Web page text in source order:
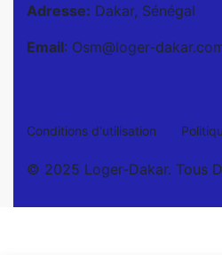
Adresse: Dakar, Sénégal
Email: Osm@loger-
Conditions d'utilisation
© 2025 Loger-Dakar. Tous